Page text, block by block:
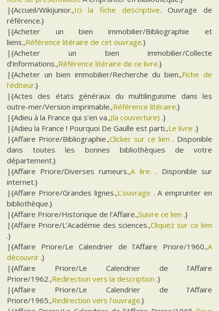
|{Accueil/Wikijunior.,Ici la fiche descriptive. Ouvrage de
référence.}
|{Acheter un bien immobilier/Bibliographie et
liens.,Référence litéraire de cet ouvrage.}
|{Acheter un bien immobilier/Collecte
d’informations.,Référence litéraire de ce livre.}
|{Acheter un bien immobilier/Recherche du bien.,Fiche de
l’éditeur.}
|{Actes des états généraux du multilinguisme dans les
outre-mer/Version imprimable.,Référence litéraire.}
|{Adieu à la France qui s’en va.,(la couverture) .}
|{Adieu la France ! Pourquoi De Gaulle est parti.,Le livre .}
|{Affaire Priore/Bibliographie.,Clicker sur ce lien . Disponible
dans toutes les bonnes bibliothèques de votre
département.}
|{Affaire Priore/Diverses rumeurs.,A lire. . Disponible sur
internet.}
|{Affaire Priore/Grandes lignes.,L’ouvrage . A emprunter en
bibliothèque.}
|{Affaire Priore/Historique de l’Affaire.,Suivre ce lien .}
|{Affaire Priore/L’Académie des sciences.,Cliquez sur ce lien
.}
|{Affaire Priore/Le Calendrier de l’Affaire Priore/1960.,A
découvrir .}
|{Affaire Priore/Le Calendrier de l’Affaire
Priore/1962.,Redirection vers la description .}
|{Affaire Priore/Le Calendrier de l’Affaire
Priore/1965.,Redirection vers l’ouvrage.}